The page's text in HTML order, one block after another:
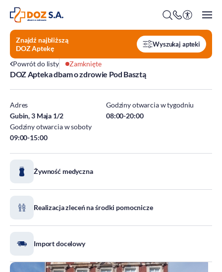
O firmie
Praca w Centrali
ESG
Środowisko
Społeczeństwo
Standardy Ochrony Małoletnich
Tradycja aptekarstwa
Znajdź najbliższą
DOZ Aptekę
Wyszukaj apteki
Powrót do listy Zamknięte
DOZ Apteka dbam o zdrowie Pod Basztą
Adres
Gubin, 3 Maja 1/2
Godziny otwarcia w tygodniu
08:00-20:00
Godziny otwarcia w soboty
09:00-15:00
Żywność medyczna
Realizacja zleceń na środki pomocnicze
Import docelowy